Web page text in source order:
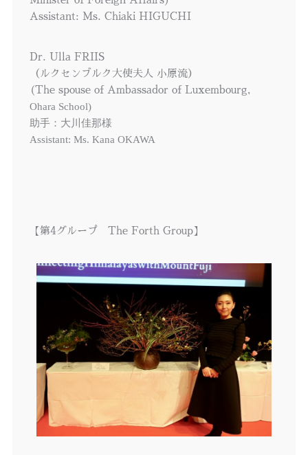
Assistant: Ms. Chiaki HIGUCHI
Dr. Ulla FRIIS
（ルクセンブルク大使夫人 小原流）
(The spouse of Ambassador of Luxembourg,
Ohara School)
助手：大川佳那様
Assistant: Ms. Kana OKAWA
【第4グループ The Forth Group】